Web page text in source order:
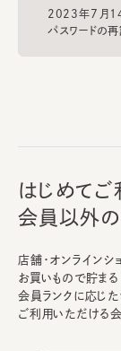
2023年7月14
パスワードの
はじめてご
会員以外
店舗・オンラインシ
お買いもので貯まる
会員ランクに応じ
ご利用いただける